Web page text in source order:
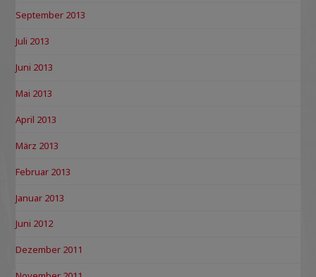
September 2013
Juli 2013
Juni 2013
Mai 2013
April 2013
März 2013
Februar 2013
Januar 2013
Juni 2012
Dezember 2011